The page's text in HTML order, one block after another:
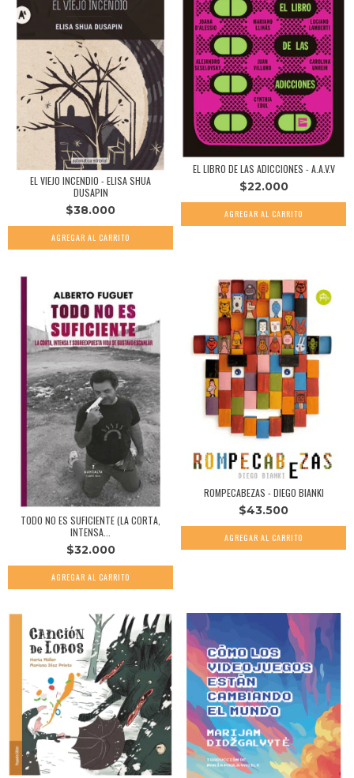
EL VIEJO INCENDIO - ELISA SHUA
DUSAPIN
$38.000
EL LIBRO DE LAS ADICCIONES - A.A.V.V
$22.000
TODO NO ES SUFICIENTE (LA CORTA,
INTENSA...
$32.000
ROMPECABEZAS - DIEGO BIANKI
$43.500